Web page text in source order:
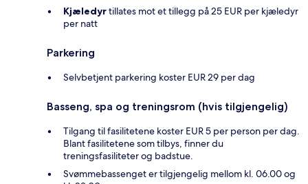
Kjæledyrtillates mot et tillegg på 25 EUR per kjæledyr
per natt
Parkering
Selvbetjent parkering koster EUR 29 per dag
Basseng, spa og treningsrom (hvis tilgjengelig)
Tilgang til fasilitetene koster EUR 5 per person per dag.
Blant fasilitetene som tilbys, finner du
treningsfasiliteter og badstue.
Svømmebassenget er tilgjengelig mellom kl. 06.00 og